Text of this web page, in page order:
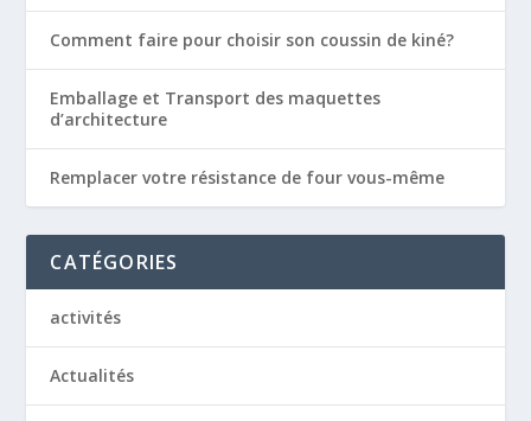
Comment faire pour choisir son coussin de kiné?
Emballage et Transport des maquettes
d’architecture
Remplacer votre résistance de four vous-même
CATÉGORIES
activités
Actualités